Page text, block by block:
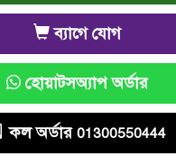
ব্যাগে যোগ
হোয়াটসঅ্যাপ অর্ডার
কল অর্ডার 01300550444